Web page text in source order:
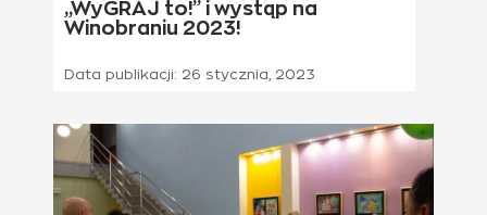
„WyGRAJ to!” i wystąp na
Winobraniu 2023!
Data publikacji: 26 stycznia, 2023